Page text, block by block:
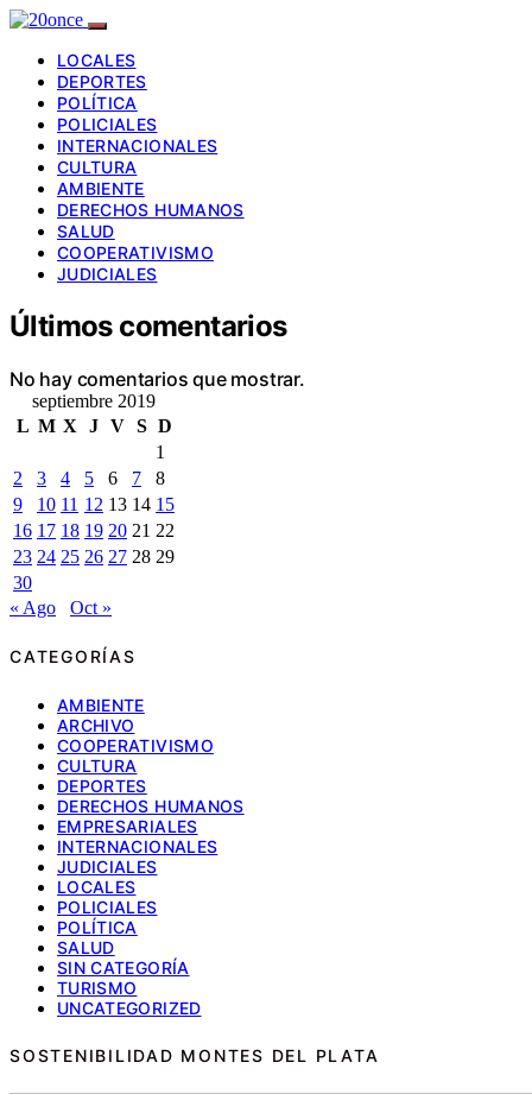
LOCALES
DEPORTES
POLÍTICA
POLICIALES
INTERNACIONALES
CULTURA
AMBIENTE
DERECHOS HUMANOS
SALUD
COOPERATIVISMO
JUDICIALES
Últimos comentarios
No hay comentarios que mostrar.
septiembre 2019
L M X J V S D
1
2
3 4 5 6 7
8
9
10 11 12 13 14 15
16 17 18 19 20 21 22
23 24 25 26 27 28 29
30
« Ago
Oct »
CATEGORÍAS
AMBIENTE
ARCHIVO
COOPERATIVISMO
CULTURA
DEPORTES
DERECHOS HUMANOS
EMPRESARIALES
INTERNACIONALES
JUDICIALES
LOCALES
POLICIALES
POLÍTICA
SALUD
SIN CATEGORÍA
TURISMO
UNCATEGORIZED
SOSTENIBILIDAD MONTES DEL PLATA